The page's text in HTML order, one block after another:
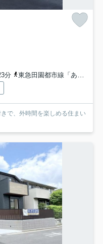
分
東急田園都市線「あざみ野」駅 バス11分 「黒須田」 停歩7分
で、外時間を楽しめる住まい